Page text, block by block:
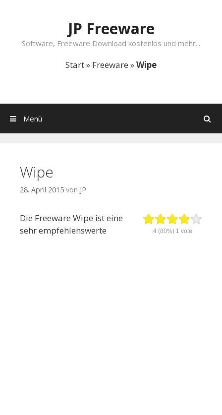
JP Freeware
Software, Freeware Download kostenlos und mehr...
Start» Freeware »Wipe
Suchen
Menü
Wipe
28. April 2015 von JP
4(80%) 1 vote
Die Freeware Wipe ist eine
sehr empfehlenswerte